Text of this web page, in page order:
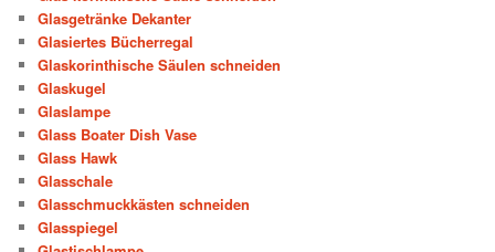
Glasgetränke Dekanter
Glasiertes Bücherregal
Glaskorinthische Säulen schneiden
Glaskugel
Glaslampe
Glass Boater Dish Vase
Glass Hawk
Glasschale
Glasschmuckkästen schneiden
Glasspiegel